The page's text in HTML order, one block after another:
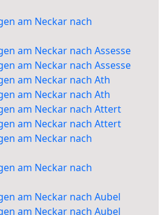
am Neckar nach
am Neckar nach Assesse
am Neckar nach Assesse
am Neckar nach Ath
am Neckar nach Ath
am Neckar nach Attert
am Neckar nach Attert
am Neckar nach
am Neckar nach
am Neckar nach Aubel
am Neckar nach Aubel